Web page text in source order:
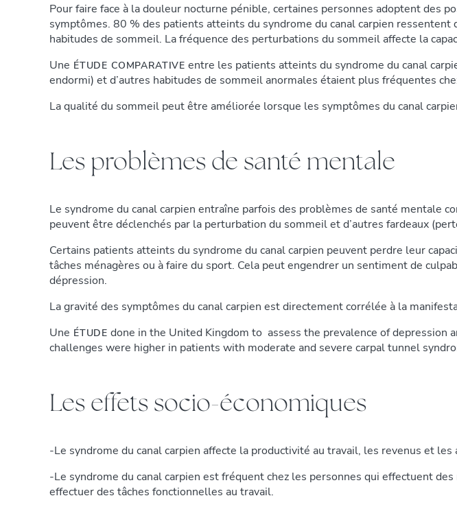
Pour faire face à la douleur nocturne pénible, certaines personnes adoptent des
symptômes. 80 % des patients atteints du syndrome du canal carpien
habitudes de sommeil. La fréquence des perturbations du sommeil affecte la
Une ÉTUDE COMPARATIVE entre les patients atteints du syndrome du canal
endormi) et d’autres habitudes de sommeil anormales étaient plus fréquentes
La qualité du sommeil peut être améliorée lorsque les symptômes du canal
Les problèmes de santé mentale
Le syndrome du canal carpien entraîne parfois des problèmes de santé mentale
peuvent être déclenchés par la perturbation du sommeil et d’autres fardeaux
Certains patients atteints du syndrome du canal carpien peuvent perdre leur
tâches ménagères ou à faire du sport. Cela peut engendrer un sentiment de
dépression.
La gravité des symptômes du canal carpien est directement corrélée à la
Une ÉTUDE done in the United Kingdom to assess the prevalence of
challenges were higher in patients with moderate and severe carpal tunnel
Les effets socio-économiques
-Le syndrome du canal carpien affecte la productivité au travail, les revenus et
-Le syndrome du canal carpien est fréquent chez les personnes qui effectuent
effectuer des tâches fonctionnelles au travail.